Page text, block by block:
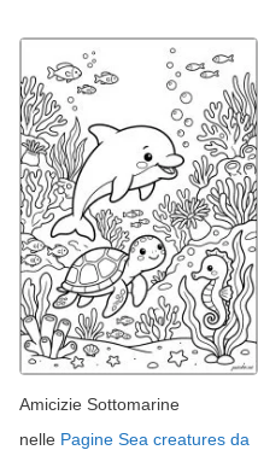
Amicizie Sottomarine
nelle Pagine Sea creatures da